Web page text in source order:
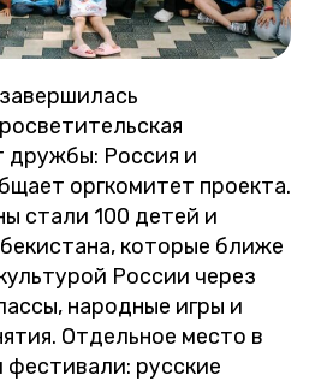
дружбы: Россия и
оргкомитет проекта.
стали 100 детей и
которые ближе
России через
народные игры и
Отдельное место в
фестивали: русские